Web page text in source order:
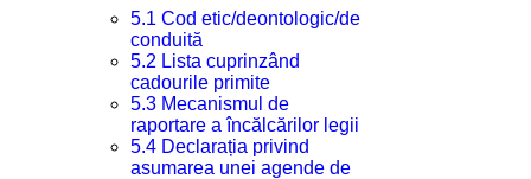
5.1 Cod etic/deontologic/de
conduită
5.2 Lista cuprinzând
cadourile primite
5.3 Mecanismul de
raportare a încălcărilor legii
5.4 Declarația privind
asumarea unei agende de